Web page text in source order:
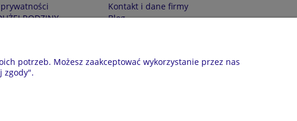
RODZINY
Kontakt i dane firmy
Blog
602 809 945 | NIP: 6551814701 | REGON: 528344498
potrzeb. Możesz zaakceptować wykorzystanie przez nas
zgody".